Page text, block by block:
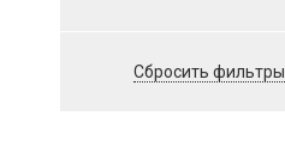
Сбросить фильтры